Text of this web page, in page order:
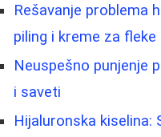
Rešavanje problema
piling i kreme za fleke
Neuspešno punjenje
i saveti
Hijaluronska kiselina: